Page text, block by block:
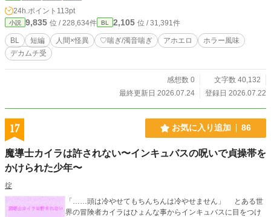
脚。 迅にとって、その怪異は恐怖よりも性癖ど真ん中の存在だった。 性欲に忠
実な迅と、ムチムチどっしりな人ならざる怪異のめくるめくエロ生活。 奇妙な
同居生活の中で、迅は怪異の男が十数年前に起きた夫婦殺害事件の犯人として扱
われた人物だと知る。 しかし事件を追うほどに明らかになるのは、報道とはま
ったく違う男の過去と、事件の真相だった。 それを知るたび、迅はただ欲望を
ぶつけるだけだった怪異に抱く感情を少しずつ変えていく……。 これは、怪異
た人間×怪異のホラー風味BL。もちろんエロたっぷりです。 --------------------------
------------- 本作は投稿分だけでも一区切りまでお楽しみいただけますが、完結編
24h.ポイント 113pt
小説 9,835 位 / 228,634件 BL 2,105 位 / 31,391件
BL 短編 人間×怪異 ♡喘ぎ/濁音喘ぎ アホエロ
ホラー風味
デカムチ受
感想数 0
文字数 40,132
最終更新日 2026.07.24
登録日 2026.07.22
17 お気に入り追加 86
魔導士カイラは許されない〜インキュバスの呪いで貞操帯を
かけられた少年〜
掟
「……頭は冷やせてもちんちんは冷やせません」 とある世
界の冒険者カイラはひょんな事からインキュバスに目をつけ